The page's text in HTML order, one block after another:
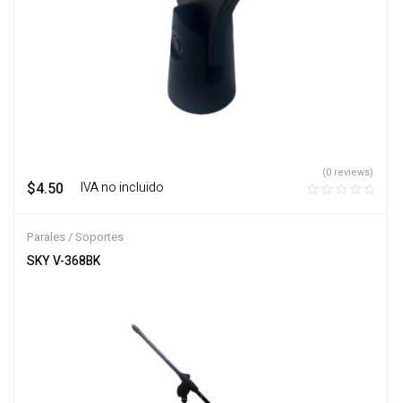
$4.50 ‎ ‎ ‎ IVA no incluido
(0 reviews)
Parales / Soportes
SKY V-368BK